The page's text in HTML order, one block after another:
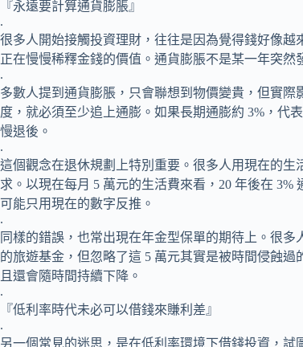
『永遠要計算通貨膨脹』
.
很多人開始接觸投資理財，往往是因為覺得錢好像
正在慢慢稀釋金錢的價值。通貨膨脹不是某一年突
.
多數人提到通貨膨脹，只會聯想到物價變貴，但實
度，就必須至少追上通膨。如果長期通膨約 3%，代
慢退後。
.
這個觀念在退休規劃上特別重要。很多人用現在的
求。以現在每月 5 萬元的生活費來看，20 年後在
可能只用現在的數字反推。
.
同樣的錯誤，也常出現在年金型保單的期待上。很
的旅遊基金，但忽略了這 5 萬元其實是被時間侵蝕
且還會隨時間持續下降。
.
『低利率時代未必可以借錢來賺利差』
.
另一個常見的迷思，是在低利率環境下借錢投資，試